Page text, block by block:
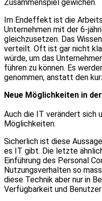
Zusammenspiel gewichen.
Im Endeffekt ist die
Unternehmen mit der 6-
gleichzusetzen. Das
verteilt. Oft ist gar nicht
würde, um das
führen zu können. Es
genommen, anstatt den
Neue Möglichkeiten in
Auch die IT verändert sich
Möglichkeiten.
Sicherlich ist diese
es IT gibt. Die letzte
Einführung des Personal
Nutzungsverhalten so
diese Technik aber nur in
Verfügbarkeit und